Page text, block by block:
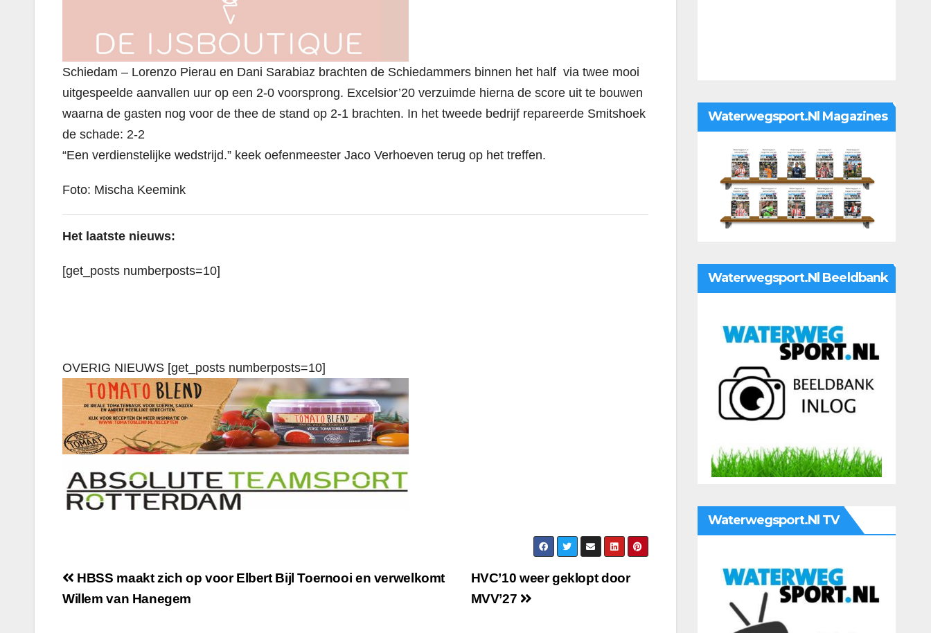
Schiedam – Lorenzo Pierau en Dani Sarabiaz brachten de Schiedammers binnen het half via twee mooi
uitgespeelde aanvallen uur op een 2-0 voorsprong. Excelsior’20 verzuimde hierna de score uit te bouwen
waarna de gasten nog voor de thee de stand op 2-1 brachten. In het tweede bedrijf repareerde Smitshoek
de schade: 2-2
“Een verdienstelijke wedstrijd.” keek oefenmeester Jaco Verhoeven terug op het treffen.
Foto: Mischa Keemink
Het laatste nieuws:
[get_posts numberposts=10]
OVERIG NIEUWS [get_posts numberposts=10]
HVC’10 weer geklopt door
MVV’27
HBSS maakt zich op voor Elbert Bijl Toernooi en verwelkomt
Willem van Hanegem
Waterwegsport.nl Magazines
Waterwegsport.nl Beeldbank
Waterwegsport.nl TV